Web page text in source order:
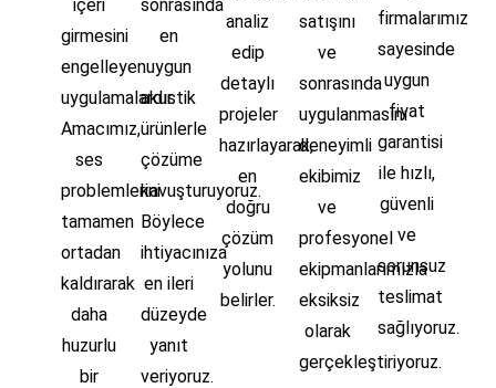
içeri
girmesini
engelleyen
uygulamalardır.
Amacımız,
ses
problemlerini
tamamen
ortadan
kaldırarak
daha
huzurlu
bir
sonrasında
en
uygun
akustik
ürünlerle
çözüme
kavuşturuyoruz.
Böylece
ihtiyacınıza
en ileri
düzeyde
yanıt
veriyoruz.
analiz
edip
detaylı
projeler
hazırlayarak,
en
doğru
çözüm
yolunu
belirler.
satışını
ve
sonrasında
uygulanmasını
deneyimli
ekibimiz
ve
profesyonel
ekipmanlarımızla
eksiksiz
olarak
gerçekleştiriyoruz.
firmalarımız
sayesinde
uygun
fiyat
garantisi
ile hızlı,
güvenli
ve
sorunsuz
teslimat
sağlıyoruz.